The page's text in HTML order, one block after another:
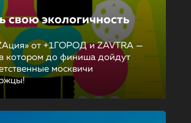
свою экологичность
от +1ГОРОД и ZAVTRA —
в котором до финиша дойдут
москвичи